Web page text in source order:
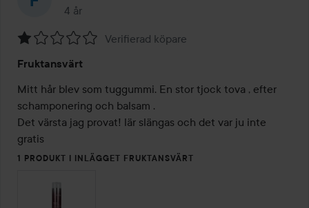
4 år
Inlägget skapades 4 år
1
av
5
Verifierad köpare
Fruktansvärt
Mitt hår blev som tuggummi. En stor tjock tova , efter
schamponering och balsam .
Det värsta jag provat! lär slängas och det var ju inte
gratis
1 PRODUKT I INLÄGGET FRUKTANSVÄRT